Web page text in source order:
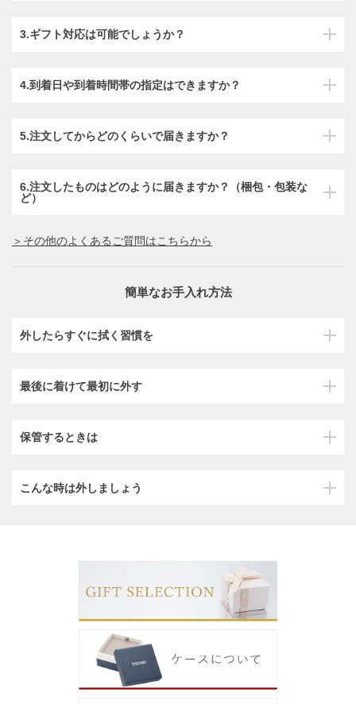
3.ギフト対応は可能でしょうか？
4.到着日や到着時間帯の指定はできますか？
5.注文してからどのくらいで届きますか？
6.注文したものはどのように届きますか？（梱包・包装な
ど）
＞その他のよくあるご質問はこちらから
簡単なお手入れ方法
外したらすぐに拭く習慣を
最後に着けて最初に外す
保管するときは
こんな時は外しましょう